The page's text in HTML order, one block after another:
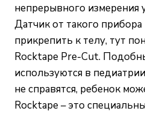
непрерывного измерения
Датчик от такого
прикрепить к телу, тут
Rocktape Pre-Cut.
используются в
не справятся, ребенок
Rocktape – это